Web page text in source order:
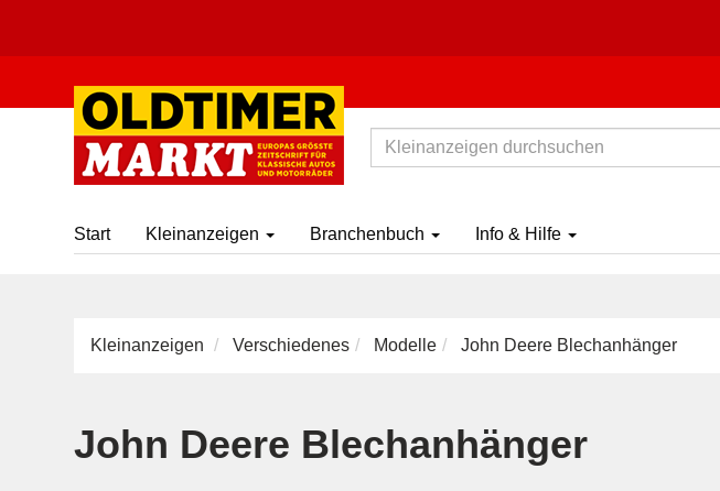
Start Kleinanzeigen Branchenbuch Info & Hilfe
Kleinanzeigen Verschiedenes Modelle John Deere Blechanhänger
John Deere Blechanhänger